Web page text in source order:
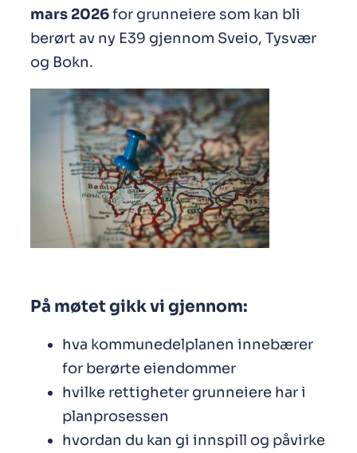
mars 2026for grunneiere som kan bli
berørt av ny E39 gjennom Sveio, Tysvær
og Bokn.
På møtet gikk vi gjennom:
hva kommunedelplanen innebærer
for berørte eiendommer
hvilke rettigheter grunneiere har i
planprosessen
hvordan du kan gi innspill og påvirke